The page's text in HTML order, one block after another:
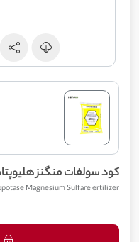
کود سولفات منگنز
Magnesium Sulfare ertilizer